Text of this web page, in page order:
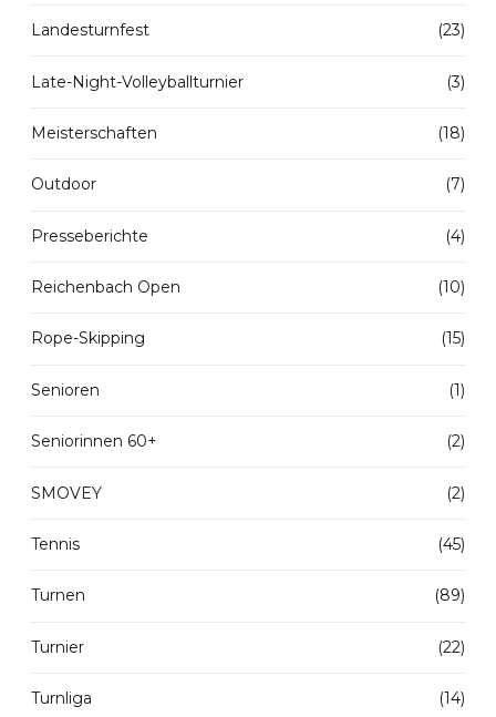
Landesturnfest (23)
Late-Night-Volleyballturnier (3)
Meisterschaften (18)
Outdoor (7)
Presseberichte (4)
Reichenbach Open (10)
Rope-Skipping (15)
Senioren (1)
Seniorinnen 60+ (2)
SMOVEY (2)
Tennis (45)
Turnen (89)
Turnier (22)
Turnliga (14)